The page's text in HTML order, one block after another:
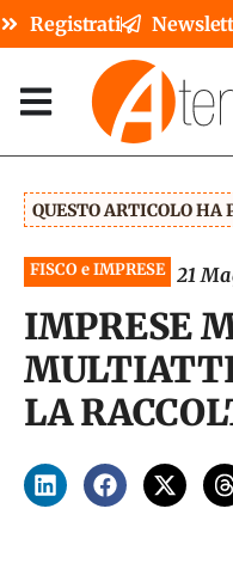
Registrati
QUESTO ARTICOLO HA
FISCO e IMPRESE 21
IMPRESE
LA